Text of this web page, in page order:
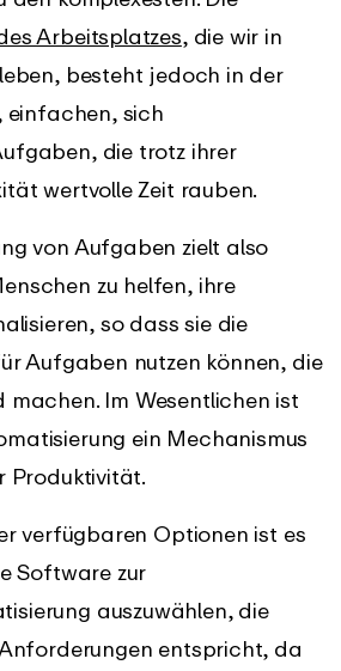
Arbeitsplatzes, die wir in
besteht jedoch in der
einfachen, sich
die trotz ihrer
wertvolle Zeit rauben.
von Aufgaben zielt also
zu helfen, ihre
so dass sie die
Aufgaben nutzen können, die
machen. Im Wesentlichen ist
ein Mechanismus
Produktivität.
verfügbaren Optionen ist es
Software zur
auszuwählen, die
entspricht, da